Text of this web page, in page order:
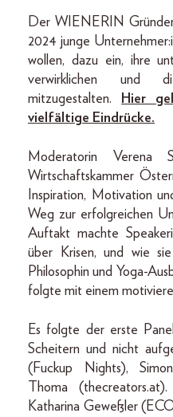
Der WIENERIN
2024 junge
wollen, dazu ein, ihre
verwirklichen und
mitzugestalten.
Hier
vielfältige Eindrücke.
Moderatorin
Wirtschaftskammer
Inspiration, Motivation
Weg zur erfolgreichen
Auftakt machte
über Krisen, und wie
Philosophin und Yoga-
folgte mit einem
Es folgte der erste
Scheitern und nicht
(Fuckup Nights),
Thoma
Katharina Geweßler